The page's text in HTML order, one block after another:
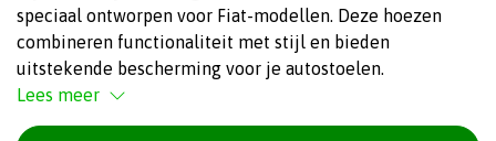
speciaal ontworpen voor Fiat-modellen. Deze hoezen
combineren functionaliteit met stijl en bieden
uitstekende bescherming voor je autostoelen.
Lees meer